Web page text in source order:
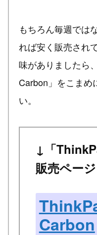
もちろん毎週では
れば安く販売され
味がありましたら
Carbon」をこまめ
い。
↓「
販売ページ
Carbon